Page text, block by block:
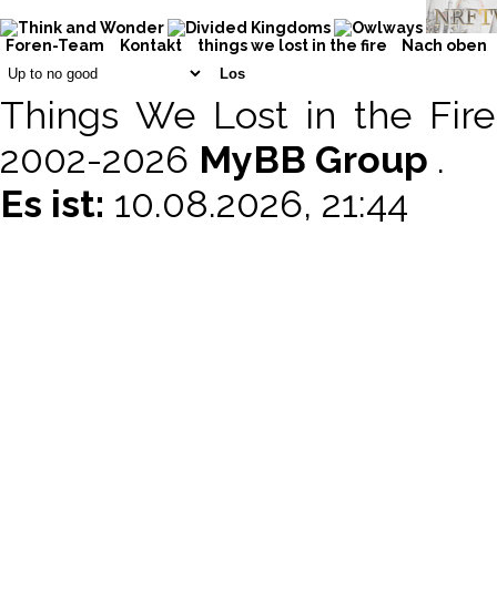
Foren-Team Kontakt things we lost in the fire Nach oben
Things We Lost in the
2002-2026 MyBB Group .
Es ist: 10.08.2026, 21:44